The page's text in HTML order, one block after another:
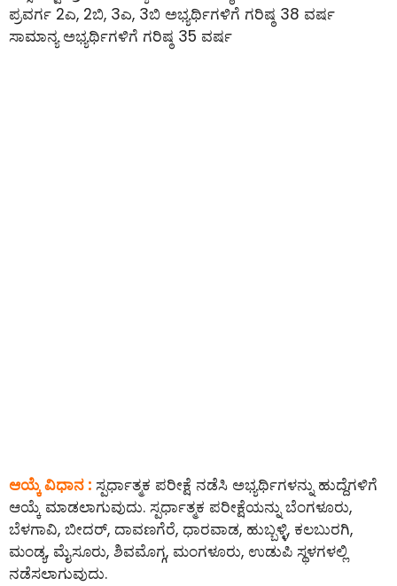
ಪ್ರವರ್ಗ 2ಎ, 2ಬಿ, 3ಎ, 3ಬಿ ಅಭ್ಯರ್ಥಿಗಳಿಗೆ ಗರಿಷ್ಠ 38 ವರ್ಷ
ಸಾಮಾನ್ಯ ಅಭ್ಯರ್ಥಿಗಳಿಗೆ ಗರಿಷ್ಠ 35 ವರ್ಷ
ಆಯ್ಕೆ ವಿಧಾನ : ಸ್ಪರ್ಧಾತ್ಮಕ ಪರೀಕ್ಷೆ ನಡೆಸಿ ಅಭ್ಯರ್ಥಿಗಳನ್ನು ಹುದ್ದೆಗಳಿಗೆ
ಆಯ್ಕೆ ಮಾಡಲಾಗುವುದು. ಸ್ಪರ್ಧಾತ್ಮಕ ಪರೀಕ್ಷೆಯನ್ನು ಬೆಂಗಳೂರು,
ಬೆಳಗಾವಿ, ಬೀದರ್, ದಾವಣಗೆರೆ, ಧಾರವಾಡ, ಹುಬ್ಬಳ್ಳಿ, ಕಲಬುರಗಿ,
ಮಂಡ್ಯ, ಮೈಸೂರು, ಶಿವಮೊಗ್ಗ, ಮಂಗಳೂರು, ಉಡುಪಿ ಸ್ಥಳಗಳಲ್ಲಿ
ನಡೆಸಲಾಗುವುದು.